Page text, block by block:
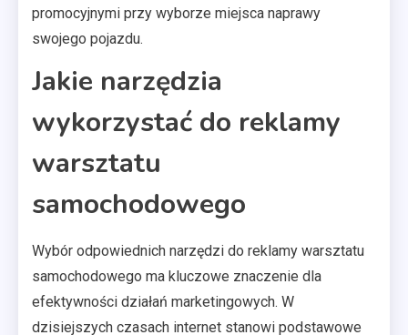
promocyjnymi przy wyborze miejsca naprawy
swojego pojazdu.
Jakie narzędzia
wykorzystać do reklamy
warsztatu
samochodowego
Wybór odpowiednich narzędzi do reklamy warsztatu
samochodowego ma kluczowe znaczenie dla
efektywności działań marketingowych. W
dzisiejszych czasach internet stanowi podstawowe